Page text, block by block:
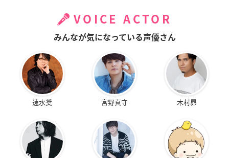
VOICE ACTOR
みんなが気になっている声優さん
速水奨 宮野真守 木村昴